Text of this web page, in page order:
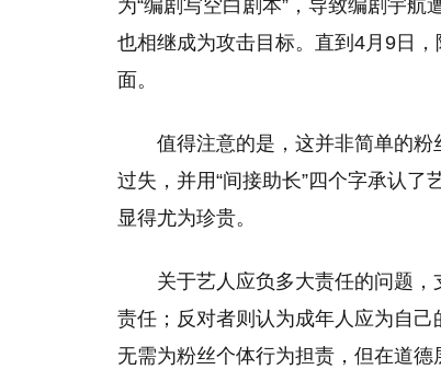
为“编剧写空白剧本”，导致编剧宇
也相继成为攻击目标。直到4月9日
面。
值得注意的是，这并非简单的粉
过失，并用“间接助长”四个字承认
显得尤为珍贵。
关于艺人应负多大责任的问题
责任；反对者则认为成年人应为自己
无需为粉丝个体行为担责，但在道